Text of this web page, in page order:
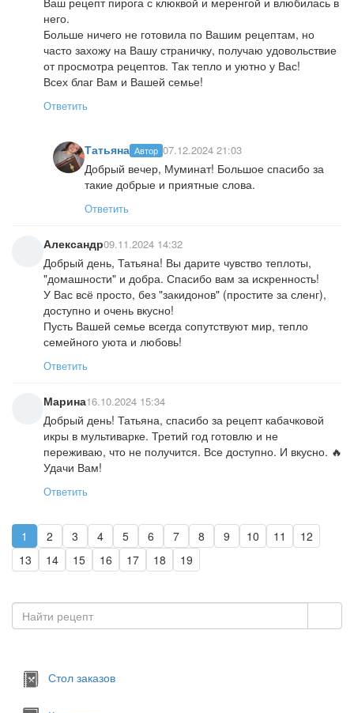
него.
Больше ничего не готовила по Вашим рецептам, но
часто захожу на Вашу страничку, получаю удовольствие
от просмотра рецептов. Так тепло и уютно у Вас!
Всех благ Вам и Вашей семье!
Ответить
Татьяна Автор 07.12.2024 21:03
Добрый вечер, Муминат! Большое спасибо за
такие добрые и приятные слова.
Ответить
Александр09.11.2024 14:32
Добрый день, Татьяна! Вы дарите чувство теплоты,
"домашности" и добра. Спасибо вам за искренность!
У Вас всё просто, без "закидонов" (простите за сленг),
доступно и очень вкусно!
Пусть Вашей семье всегда сопутствуют мир, тепло
семейного уюта и любовь!
Ответить
Марина16.10.2024 15:34
Добрый день! Татьяна, спасибо за рецепт кабачковой
икры в мультиварке. Третий год готовлю и не
переживаю, что не получится. Все доступно. И вкусно. 🔥
Удачи Вам!
Ответить
1 2 3 4 5 6 7 8 9 10 11
12
13
14 15 16 17 18 19
Стол заказов